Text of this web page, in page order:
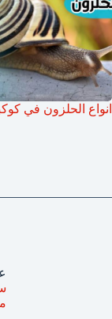
انواع الحلزون في